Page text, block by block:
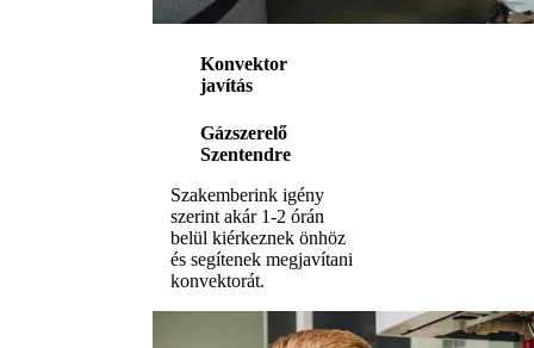
Konvektor
javítás
Gázszerelő
Szentendre
Szakemberink igény
szerint akár 1-2 órán
belül kiérkeznek önhöz
és segítenek megjavítani
konvektorát.